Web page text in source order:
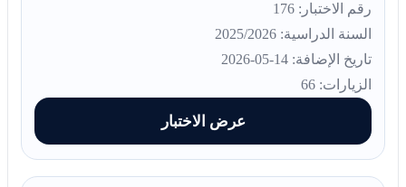
رقم الاختبار: 176
السنة الدراسية: 2025/2026
تاريخ الإضافة: 14-05-2026
الزيارات: 66
عرض الاختبار